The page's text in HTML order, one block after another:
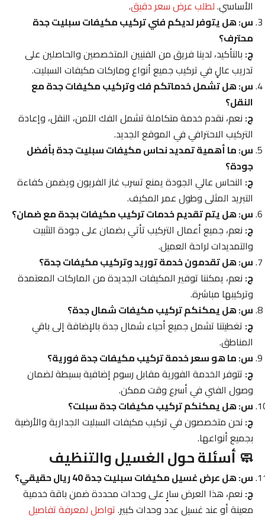
الأساسي.لطلب عرض سعر دقيق.
س: هل يتوفر لديكم فني تركيب مكيفات سبليت جدة
محترف؟
ج: بالتأكيد، لدينا فريق من الفنيين المتخصصين والحاصلين على
تدريب عالٍ في تركيب جميع أنواع وماركات مكيفات السبليت.
س: هل تشمل خدماتكم فك وتركيب مكيفات جدة مع
النقل؟
ج: نعم، نقدم خدمة متكاملة تشمل الفك الآمن، النقل، وإعادة
التركيب الاحترافي في الموقع الجديد.
س: ما أهمية تمديد نحاس مكيفات سبليت جدة بأفضل
جودة؟
ج: النحاس عالي الجودة يمنع تسرب غاز الفريون ويضمن كفاءة
التبريد المثلى وطول عمر المكيف.
س: هل يتم تقديم خدمات تركيب مكيفات بجدة مع ضمان؟
ج: نعم، جميع أعمال التركيب تأتي بضمان على جودة التثبيت
والتمديدات لراحة العميل.
س: هل تقدمون خدمة توريد وتركيب مكيفات جدة؟
ج: نعم، يمكننا توفير المكيفات الجديدة من الماركات المعتمدة
وتركيبها مباشرة.
س: هل يمكنكم تركيب مكيفات شمال جدة؟
ج: تغطيتنا تشمل جميع أحياء شمال جدة بالإضافة إلى باقي
المناطق.
س: ما هو سعر خدمة تركيب مكيفات جدة فورية؟
ج: تتوفر الخدمة الفورية مقابل رسوم إضافية بسيطة لضمان
وصول الفني في أسرع وقت ممكن.
س: هل يمكنكم تركيب مكيفات جدة سبلت؟
ج: نحن متخصصون في تركيب مكيفات السبليت الجدارية والأرضية
بجميع أنواعها.
🧼 أسئلة حول الغسيل والتنظيف
س: هل عرض غسيل مكيفات سبليت جدة 40 ريال حقيقي؟
ج: نعم، هذا العرض سارٍ على وحدات محددة ضمن باقة خدمية
معينة أو عند غسيل عدد وحدات كبير.تواصل لمعرفة تفاصيل